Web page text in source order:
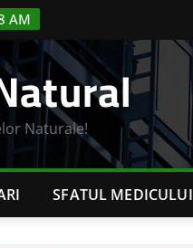
AM
Naturale!
SFATUL MEDICULUI